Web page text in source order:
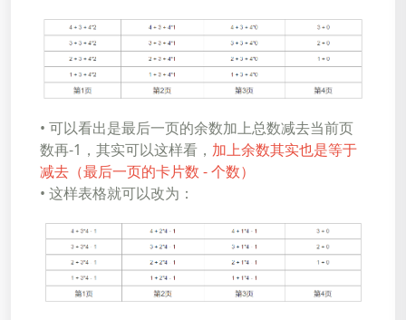
• 可以看出是最后一页的余数加上总数减去当前页
数再-1，其实可以这样看， 加上余数其实也是等于
减去（最后一页的卡片数 - 个数）
• 这样表格就可以改为：